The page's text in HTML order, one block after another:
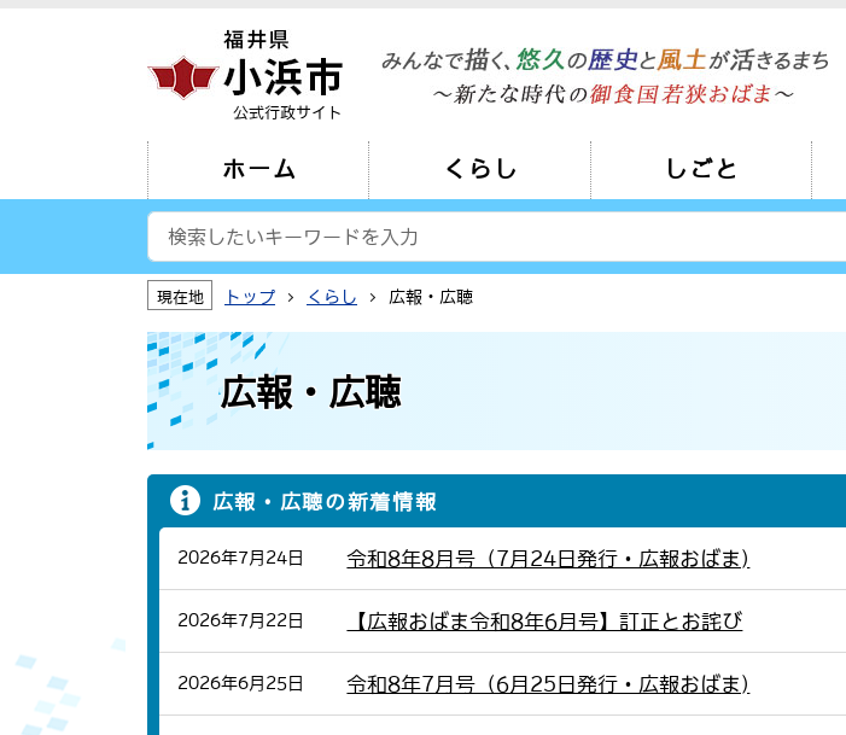
公式行政サイト
ホーム くらし しごと
現在地 トップ くらし 広報・広聴
広報・広聴
広報・広聴の新着情報
2026年7月24日 令和8年8月号（7月24日発行・広報おばま)
2026年7月22日 【広報おばま令和8年6月号】訂正とお詫び
2026年6月25日 令和8年7月号（6月25日発行・広報おばま)